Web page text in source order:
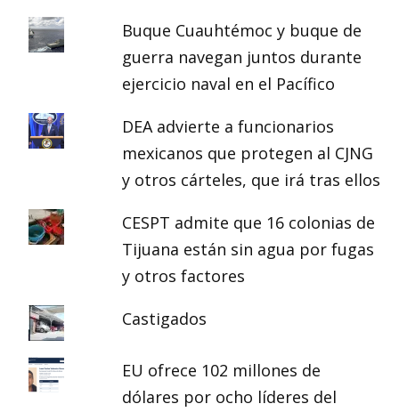
Buque Cuauhtémoc y buque de
guerra navegan juntos durante
ejercicio naval en el Pacífico
DEA advierte a funcionarios
mexicanos que protegen al CJNG
y otros cárteles, que irá tras ellos
CESPT admite que 16 colonias de
Tijuana están sin agua por fugas
y otros factores
Castigados
EU ofrece 102 millones de
dólares por ocho líderes del